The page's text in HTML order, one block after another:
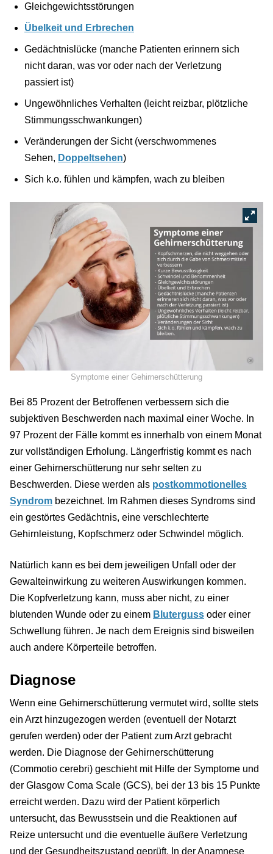
Gleichgewichtsstörungen
Übelkeit und Erbrechen
Gedächtnislücke (manche Patienten erinnern sich
nicht daran, was vor oder nach der Verletzung
passiert ist)
Ungewöhnliches Verhalten (leicht reizbar, plötzliche
Stimmungsschwankungen)
Veränderungen der Sicht (verschwommenes
Sehen, Doppeltsehen)
Sich k.o. fühlen und kämpfen, wach zu bleiben
©
Symptome einer Gehirnerschütterung
Bei 85 Prozent der Betroffenen verbessern sich die
subjektiven Beschwerden nach maximal einer Woche. In
97 Prozent der Fälle kommt es innerhalb von einem Monat
zur vollständigen Erholung. Längerfristig kommt es nach
einer Gehirnerschütterung nur sehr selten zu
Beschwerden. Diese werden als postkommotionelles
Syndrom bezeichnet. Im Rahmen dieses Syndroms sind
ein gestörtes Gedächtnis, eine verschlechterte
Gehirnleistung, Kopfschmerz oder Schwindel möglich.
Natürlich kann es bei dem jeweiligen Unfall oder der
Gewalteinwirkung zu weiteren Auswirkungen kommen.
Die Kopfverletzung kann, muss aber nicht, zu einer
blutenden Wunde oder zu einem Bluterguss oder einer
Schwellung führen. Je nach dem Ereignis sind bisweilen
auch andere Körperteile betroffen.
Diagnose
Wenn eine Gehirnerschütterung vermutet wird, sollte stets
ein Arzt hinzugezogen werden (eventuell der Notarzt
gerufen werden) oder der Patient zum Arzt gebracht
werden. Die Diagnose der Gehirnerschütterung
(Commotio cerebri) geschieht mit Hilfe der Symptome und
der Glasgow Coma Scale (GCS), bei der 13 bis 15 Punkte
erreicht werden. Dazu wird der Patient körperlich
untersucht, das Bewusstsein und die Reaktionen auf
Reize untersucht und die eventuelle äußere Verletzung
und der Gesundheitszustand geprüft. In der Anamnese